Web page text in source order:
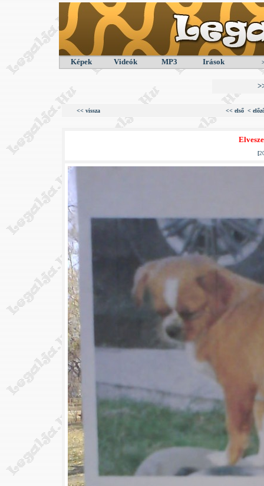
Képek Videók MP3 Irások
<< vissza << első <
[